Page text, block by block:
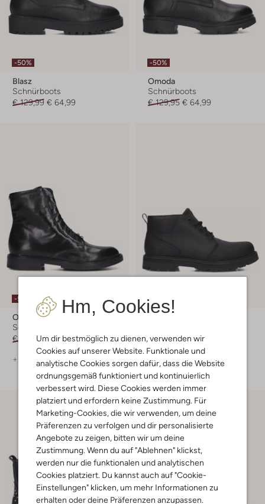
Hm, Cookies!
Um dir bestmöglich zu dienen, verwenden wir
Cookies auf unserer Website. Funktionale und
analytische Cookies sorgen dafür, dass die Website
ordnungsgemäß funktioniert und kontinuierlich
verbessert wird. Diese Cookies werden immer
platziert und erfordern keine Zustimmung. Für
Marketing-Cookies, die wir verwenden, um deine
Präferenzen zu verfolgen und dir personalisierte
Angebote zu zeigen, bitten wir um deine
Zustimmung. Wenn du auf "Ablehnen" klickst,
werden nur die funktionalen und analytischen
Cookies platziert. Du kannst auch auf "Cookie-
Einstellungen" klicken, um mehr Informationen zu
erhalten oder deine Präferenzen anzupassen.
-50%
Blasz
Schnürboots
€ 129,99 € 64,99
-50%
Omoda
Schnürboots
€ 129,95 € 64,99
-50%
Omoda
Schnürboots
€ 159,95 € 79,99
+ mehr farben
€ 179,99 € 125,99
+ mehr farben